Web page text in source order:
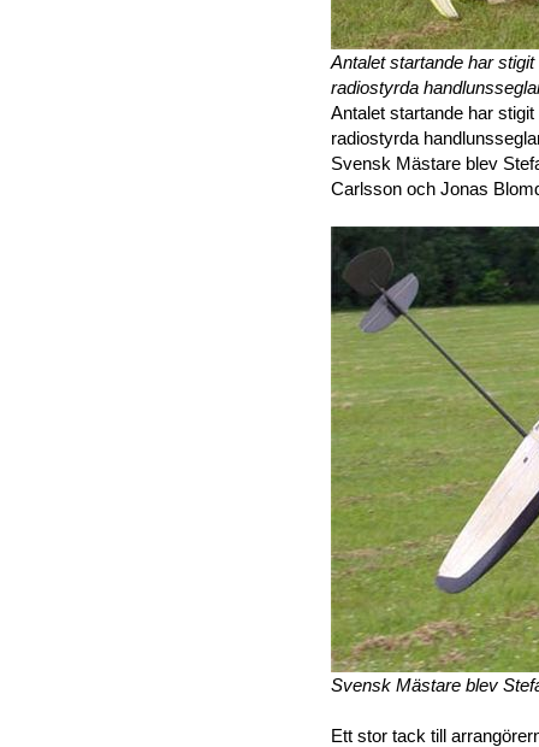
Antalet startande har
radiostyrda
Antalet startande har
radiostyrda
Svensk Mästare blev
Carlsson och Jonas
Svensk Mästare blev
Ett stor tack till